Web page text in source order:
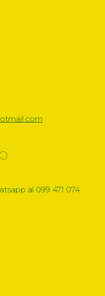
al 099 471 074